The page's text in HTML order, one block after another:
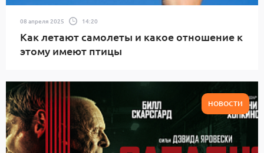
08 апреля 2025 14:20
Как летают самолеты и какое отношение к
этому имеют птицы
НОВОСТИ